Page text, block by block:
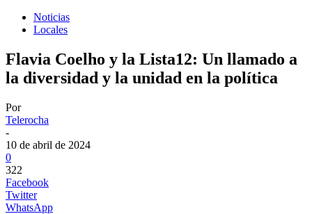
Noticias
Locales
Flavia Coelho y la Lista12: Un llamado a
la diversidad y la unidad en la política
Por
Telerocha
-
10 de abril de 2024
0
322
Facebook
Twitter
WhatsApp